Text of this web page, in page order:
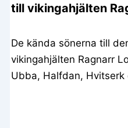
till vikingahjälten
De kända sönerna till
vikingahjälten Ragnarr
Ubba, Halfdan, Hvitserk